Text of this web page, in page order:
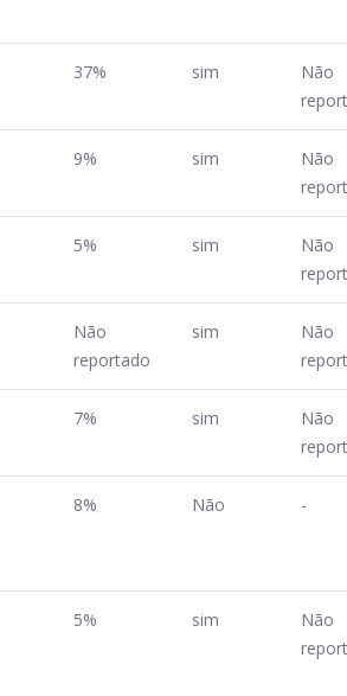
37% sim
Não
9% sim
Não
5% sim
Não
Não
reportado
sim
Não
7% sim
Não
8% Não -
5% sim
Não